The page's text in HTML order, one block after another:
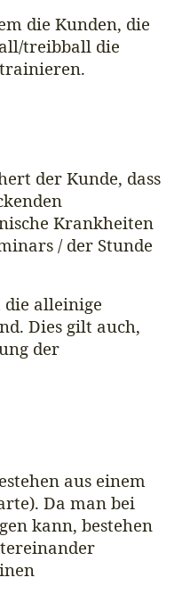
die Kunden, die
treibball die
der Kunde, dass
Krankheiten
/ der Stunde
alleinige
Dies gilt auch,
der
aus einem
Da man bei
kann, bestehen